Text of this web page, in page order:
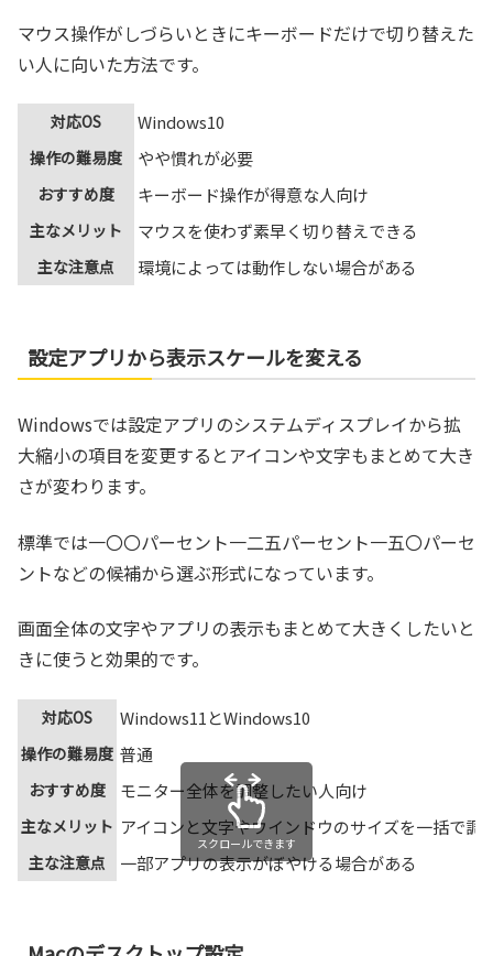
マウス操作がしづらいときにキーボードだけで切り替えた
い人に向いた方法です。
対応OS Windows10
操作の難易度 やや慣れが必要
おすすめ度 キーボード操作が得意な人向け
主なメリット マウスを使わず素早く切り替えできる
主な注意点 環境によっては動作しない場合がある
設定アプリから表示スケールを変える
Windowsでは設定アプリのシステムディスプレイから拡
大縮小の項目を変更するとアイコンや文字もまとめて大き
さが変わります。
標準では一〇〇パーセント一二五パーセント一五〇パーセ
ントなどの候補から選ぶ形式になっています。
画面全体の文字やアプリの表示もまとめて大きくしたいと
きに使うと効果的です。
対応OS Windows11とWindows10
操作の難易度 普通
おすすめ度 モニター全体を調整したい人向け
主なメリット アイコンと文字やウインドウのサイズを一括で調
主な注意点 一部アプリの表示がぼやける場合がある
スクロールできます